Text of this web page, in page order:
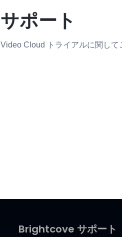
サポート
Video Cloud トライアルに関して
Brightcove サポート